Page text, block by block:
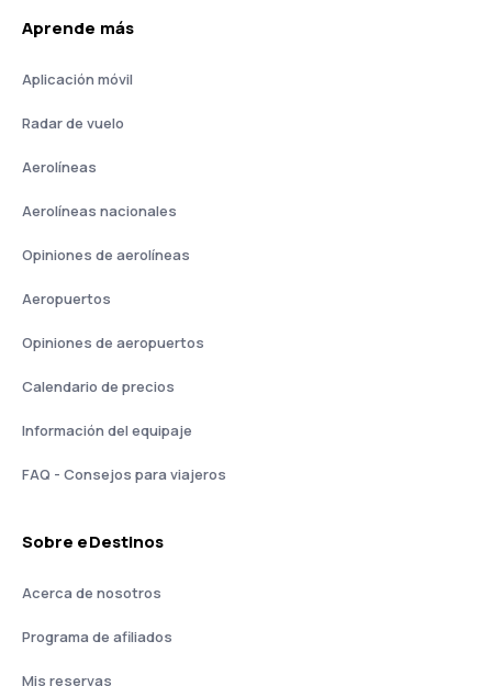
Aprende más
Aplicación móvil
Radar de vuelo
Aerolíneas
Aerolíneas nacionales
Opiniones de aerolíneas
Aeropuertos
Opiniones de aeropuertos
Calendario de precios
Información del equipaje
FAQ - Consejos para viajeros
Sobre eDestinos
Acerca de nosotros
Programa de afiliados
Mis reservas